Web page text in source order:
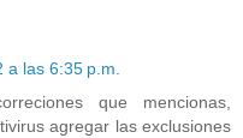
las 6:35 p.m.
que mencionas,
agregar las exclusiones